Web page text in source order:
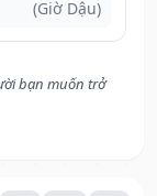
(Giờ Dậu)
bạn muốn trở